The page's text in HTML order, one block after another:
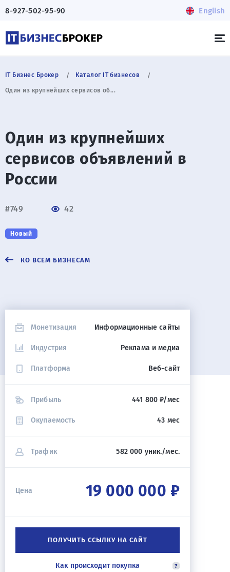
8-927-502-95-90 English
IT Бизнес Брокер Каталог IT бизнесов
Один из крупнейших сервисов об...
Один из крупнейших
сервисов объявлений в
России
#749 42
Новый
КО ВСЕМ БИЗНЕСАМ
Монетизация Информационные сайты
Индустрия Реклама и медиа
Платформа Веб-сайт
Прибыль 441 800 ₽/мес
Окупаемость 43 мес
Трафик 582 000 уник./мес.
Цена 19 000 000 ₽
ПОЛУЧИТЬ ССЫЛКУ НА САЙТ
Как происходит покупка